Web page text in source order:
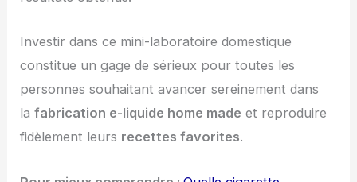
Investir dans ce mini-laboratoire domestique
constitue un gage de sérieux pour toutes les
personnes souhaitant avancer sereinement dans
lafabrication e-liquide home made et reproduire
fidèlement leurs recettes favorites.